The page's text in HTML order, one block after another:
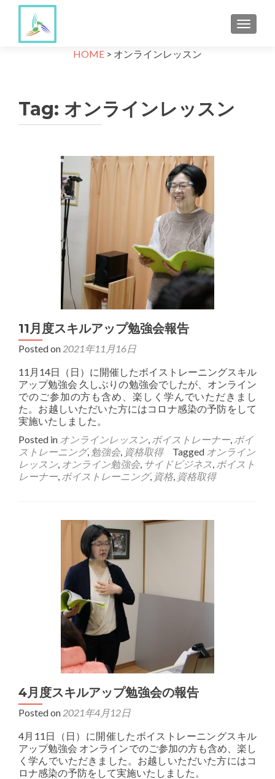
HOME > オンラインレッスン
Tag: オンラインレッスン
11月度スキルアップ勉強会報告
Posted on 2021年11月16日
11月14日（日）に開催したボイストレーニングスキル
アップ勉強会 久しぶりの勉強会でしたが、オンライン
でのご参加の方も含め、楽しく学んでいただきまし
た。お越しいただいた方にはコロナ感染の予防をして
実施いたしました。
Posted in オンラインレッスン, ボイストレーナー, ボイ
ストレーニング, 勉強会, 資格取得 Tagged オンライン
レッスン, オンライン勉強会, サイドビジネス, ボイスト
レーナー, ボイストレーニング, 資格, 資格取得
4月度スキルアップ勉強会の報告
Posted on 2021年4月12日
4月11日（日）に開催したボイストレーニングスキル
アップ勉強会 オンラインでのご参加の方も含め、楽し
く学んでいただきました。お越しいただいた方にはコ
ロナ感染の予防をして実施いたしました。